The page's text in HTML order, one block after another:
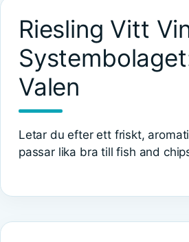
Riesling Vitt
Valen
Letar du efter ett friskt,
passar lika bra till fish and